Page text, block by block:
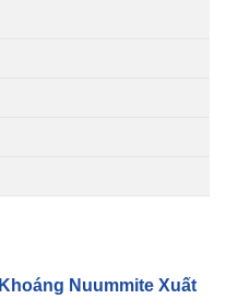
Khoáng Nuummite Xuất